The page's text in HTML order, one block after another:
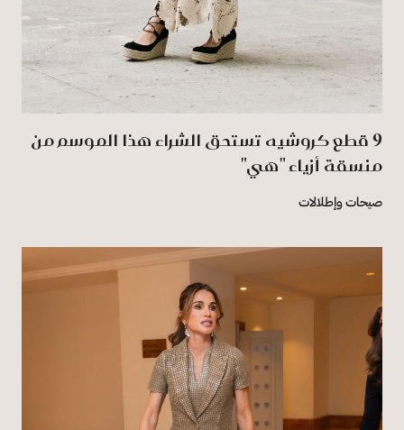
9 قطع كروشيه تستحق الشراء هذا الموسم من
منسقة أزياء "هي"
صيحات وإطلالات